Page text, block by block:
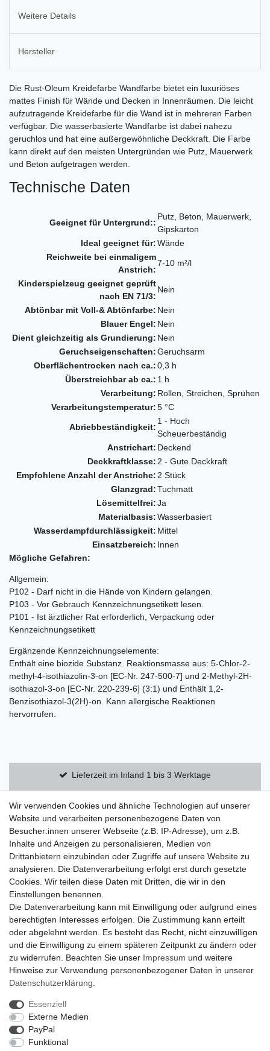
Weitere Details
Hersteller
Die Rust-Oleum Kreidefarbe Wandfarbe bietet ein luxuriöses
mattes Finish für Wände und Decken in Innenräumen. Die leicht
aufzutragende Kreidefarbe für die Wand ist in mehreren Farben
verfügbar. Die wasserbasierte Wandfarbe ist dabei nahezu
geruchlos und hat eine außergewöhnliche Deckkraft. Die Farbe
kann direkt auf den meisten Untergründen wie Putz, Mauerwerk
und Beton aufgetragen werden.
Technische Daten
Geeignet für Untergrund::
Putz, Beton, Mauerwerk,
Gipskarton
Ideal geeignet für:Wände
Reichweite bei einmaligem
Anstrich:
7-10 m²/l
Kinderspielzeug geeignet geprüft
nach EN 71/3:
Nein
Abtönbar mit Voll-& Abtönfarbe: Nein
Blauer Engel: Nein
Dient gleichzeitig als Grundierung: Nein
Geruchseigenschaften:Geruchsarm
Oberflächentrocken nach ca.:0,3 h
Überstreichbar ab ca.: 1 h
Verarbeitung: Rollen, Streichen, Sprühen
Verarbeitungstemperatur:5 °C
Abriebbeständigkeit:
1 - Hoch
Scheuerbeständig
Anstrichart: Deckend
Deckkraftklasse: 2 - Gute Deckkraft
Empfohlene Anzahl der Anstriche: 2 Stück
Glanzgrad:Tuchmatt
Lösemittelfrei:Ja
Materialbasis:Wasserbasiert
Wasserdampfdurchlässigkeit: Mittel
Einsatzbereich: Innen
Mögliche Gefahren:
Allgemein:
P102 - Darf nicht in die Hände von Kindern gelangen.
P103 - Vor Gebrauch Kennzeichnungsetikett lesen.
P101 - Ist ärztlicher Rat erforderlich, Verpackung oder
Kennzeichnungsetikett
Ergänzende Kennzeichnungselemente:
Enthält eine biozide Substanz. Reaktionsmasse aus: 5-Chlor-2-
methyl-4-isothiazolin-3-on [EC-Nr. 247-500-7] und 2-Methyl-2H-
isothiazol-3-on [EC-Nr. 220-239-6] (3:1) und Enthält 1,2-
Benzisothiazol-3(2H)-on. Kann allergische Reaktionen
hervorrufen.
Lieferzeit im Inland 1 bis 3 Werktage
Kostenloser Versand innerhalb Deutschlands
14 Tage Rückgaberecht
Zahlung und Versand
Widerrufsrecht
Widerrufsformular
Datenschutzerklärung
AGB
Impressum
Zebra-Bau
06078 / 9675880
Wir verwenden Cookies und ähnliche Technologien auf unserer
Website und verarbeiten personenbezogene Daten von
Besucher:innen unserer Webseite (z.B. IP-Adresse), um z.B.
Inhalte und Anzeigen zu personalisieren, Medien von
Drittanbietern einzubinden oder Zugriffe auf unsere Website zu
analysieren. Die Datenverarbeitung erfolgt erst durch gesetzte
Cookies. Wir teilen diese Daten mit Dritten, die wir in den
Einstellungen benennen.
Die Datenverarbeitung kann mit Einwilligung oder aufgrund eines
berechtigten Interesses erfolgen. Die Zustimmung kann erteilt
oder abgelehnt werden. Es besteht das Recht, nicht einzuwilligen
und die Einwilligung zu einem späteren Zeitpunkt zu ändern oder
zu widerrufen. Beachten Sie unser Impressum und weitere
Hinweise zur Verwendung personenbezogener Daten in unserer
Daten­schutz­erklärung
Essenziell
Externe Medien
PayPal
Funktional